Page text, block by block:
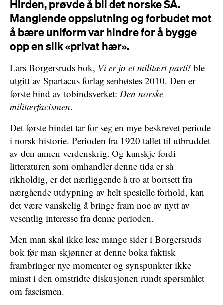
Hirden, prøvde å bli det norske SA.
Manglende oppslutning og forbudet mot
å bære uniform var hindre for å bygge
opp en slik «privat hær».
Lars Borgersruds bok, Vi er jo et militært parti! ble
utgitt av Spartacus forlag senhøstes 2010. Den er
første bind av tobindsverket: Den norske
militærfacismen.
Det første bindet tar for seg en mye beskrevet periode
i norsk historie. Perioden fra 1920 tallet til utbruddet
av den annen verdenskrig. Og kanskje fordi
litteraturen som omhandler denne tida er så
rikholdig, er det nærliggende å tro at bortsett fra
nærgående utdypning av helt spesielle forhold, kan
det være vanskelig å bringe fram noe av nytt av
vesentlig interesse fra denne perioden.
Men man skal ikke lese mange sider i Borgersruds
bok før man skjønner at denne boka faktisk
frambringer nye momenter og synspunkter ikke
minst i den omstridte diskusjonen rundt spørsmålet
om fascismen.